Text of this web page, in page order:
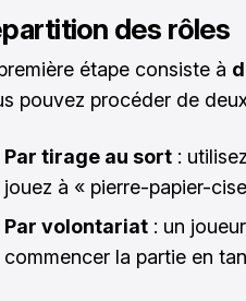
des rôles
étape consiste à
pouvez procéder de
Par tirage au sort :
jouez à « pierre-papier-
Par volontariat : un
commencer la partie en